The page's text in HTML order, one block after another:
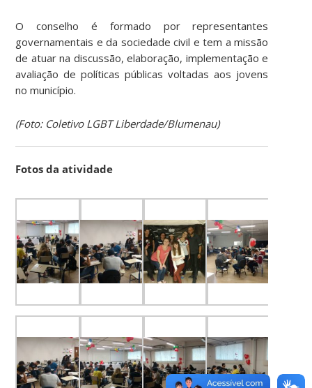
O conselho é formado por representantes
governamentais e da sociedade civil e tem a missão
de atuar na discussão, elaboração, implementação e
avaliação de políticas públicas voltadas aos jovens
no município.
(Foto: Coletivo LGBT Liberdade/Blumenau)
Fotos da atividade